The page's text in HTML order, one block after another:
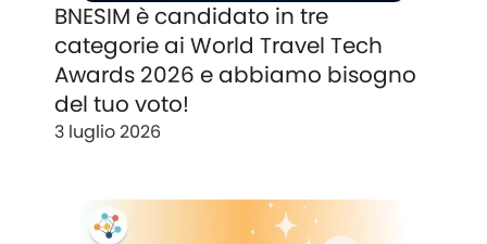
BNESIM è candidato in tre
categorie ai World Travel Tech
Awards 2026 e abbiamo bisogno
del tuo voto!
3 luglio 2026